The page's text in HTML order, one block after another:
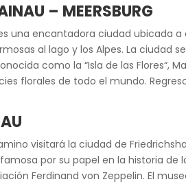
– MEERSBURG
una encantadora ciudad ubicada
al lago y los Alpes. La ciudad
como la “Isla de las Flores“,
florales de todo el mundo.
visitará la ciudad de
por su papel en la historia de
Ferdinand von Zeppelin. El